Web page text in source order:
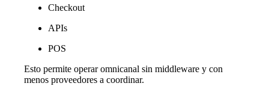
Checkout
APIs
POS
Esto permite operar omnicanal sin middleware y con
menos proveedores a coordinar.